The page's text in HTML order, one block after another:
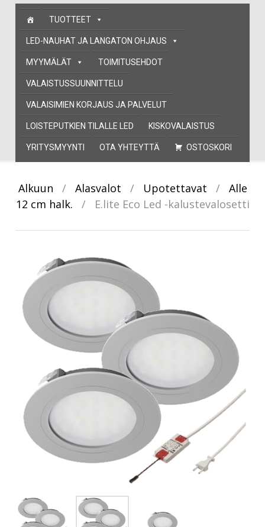
Skip
content
TUOTTEET
LED-NAUHAT JA LANGATON OHJAUS
MYYMÄLÄT TOIMITUSEHDOT
VALAISTUSSUUNNITTELU
VALAISIMIEN KORJAUS JA PALVELUT
LOISTEPUTKIEN TILALLE LED KISKOVALAISTUS
YRITYSMYYNTI OTA YHTEYTTÄ OSTOSKORI
Alkuun / Alasvalot / Upotettavat /
Alle
12 cm halk.
/ E.lite Eco Led -kalustevalosetti